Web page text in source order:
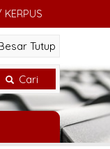
Tutup
Cari